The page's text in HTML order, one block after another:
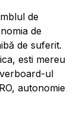
de
de
de suferit.
esti mereu
ul
autonomie